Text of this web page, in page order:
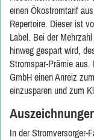
einen Ökostromtarif
Repertoire. Dieser ist
Label. Bei der
hinweg gespart wird,
Stromspar-Prämie aus.
GmbH einen Anreiz
einzusparen und zum
In der Stromversorger-